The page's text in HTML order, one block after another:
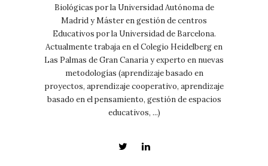
Biológicas por la Universidad Autónoma de
Madrid y Máster en gestión de centros
Educativos por la Universidad de Barcelona.
Actualmente trabaja en el Colegio Heidelberg en
Las Palmas de Gran Canaria y experto en nuevas
metodologías (aprendizaje basado en
proyectos, aprendizaje cooperativo, aprendizaje
basado en el pensamiento, gestión de espacios
educativos, ...)